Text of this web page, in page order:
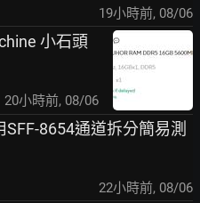
19小時前, 08/06
小石頭
20小時前, 08/06
8654通道拆分簡易測
22小時前, 08/06